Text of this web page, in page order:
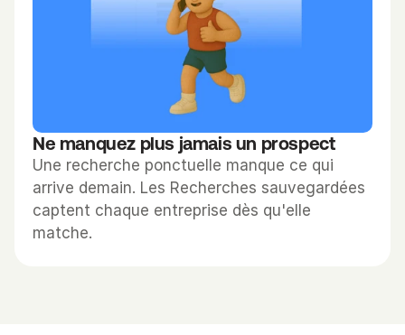
Ne manquez plus jamais un prospect
Une recherche ponctuelle manque ce qui
arrive demain. Les Recherches sauvegardées
captent chaque entreprise dès qu'elle
matche.